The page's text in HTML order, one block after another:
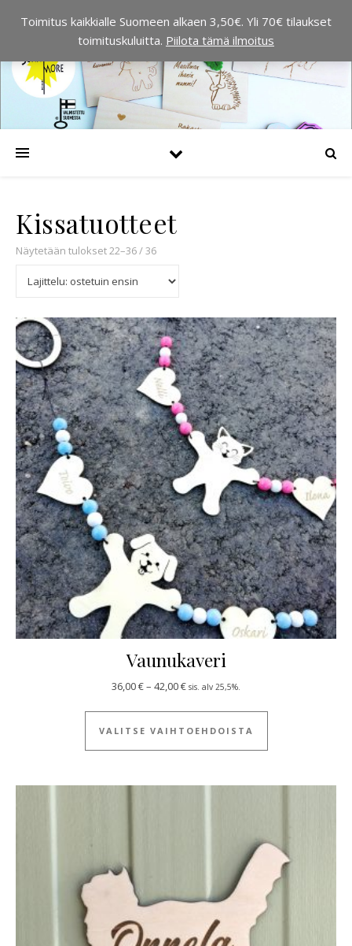
Kissatuotteet
Näytetään tulokset 22–36 / 36Suosituimmat ensin
Vaunukaveri
36,00€– 42,00€Hintaluokka: 36,00 € - 42,00 €
sis. alv 25,5%.
VALITSE VAIHTOEHDOISTA
Tällä tuotteella
Toimitus kaikkialle Suomeen alkaen 3,50€. Yli 70€ tilaukset
toimituskuluitta. Piilota tämä ilmoitus